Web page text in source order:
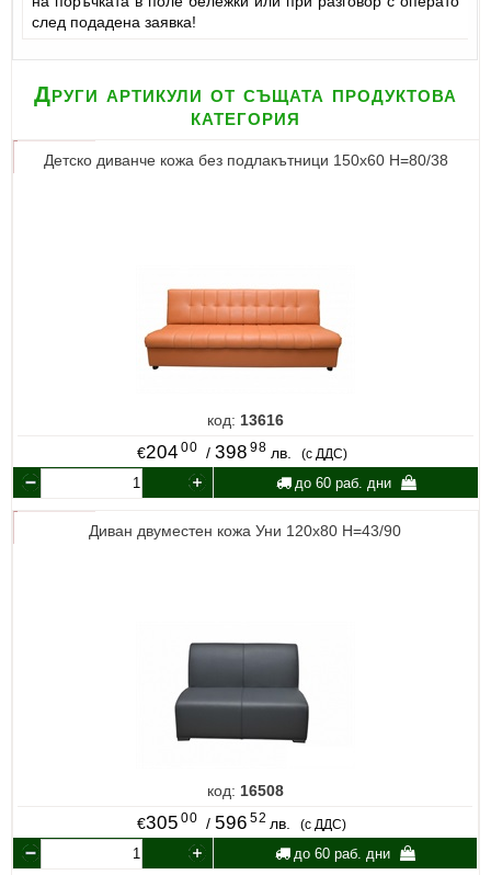
след подадена заявка!
Други артикули от същата продуктова
категория
Детско диванче кожа без подлакътници 150х60 Н=80/38
код: 13616
€204 00 /398 98 лв. (с ДДС)
до 60 раб. дни
Диван двуместен кожа Уни 120х80 Н=43/90
код: 16508
€305 00 / 596 52 лв. (с ДДС)
до 60 раб. дни